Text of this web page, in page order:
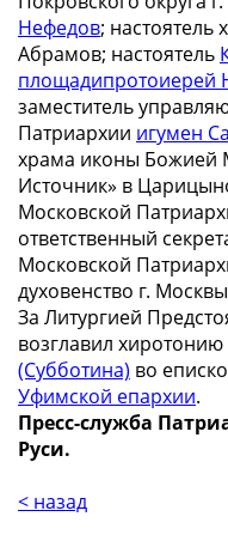
Нефедов; настоятель
Абрамов; настоятель
площадипротоиерей
заместитель
Патриархии игумен
храма иконы Божией
Источник» в
Московской
ответственный
Московской
духовенство г.
За Литургией
возглавил хиротонию
(Субботина) во
Уфимской епархии.
Пресс-служба
Руси.
< назад